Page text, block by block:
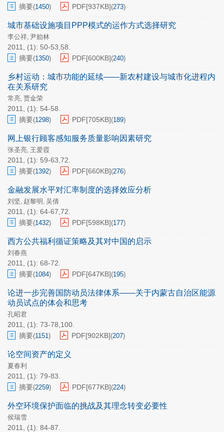
摘要(1450) PDF[937KB](273)
城市基础设施项目PPP模式的运作方式选择研究
李公祥, 尹贻林
2011, (1): 50-53,58.
摘要(1350) PDF[600KB](240)
乡村运动：城市功能的延续——新农村建设与城市化进程内
在关系研究
常亮, 贾金荣
2011, (1): 54-58.
摘要(1298) PDF[705KB](189)
网上银行顾客感知服务质量影响因素研究
张圣亮, 王爱霞
2011, (1): 59-63,72.
摘要(1392) PDF[660KB](276)
金融发展水平对汇率制度的选择效应分析
刘坚, 赵黎明 , 吴倩
2011, (1): 64-67,72.
摘要(1432) PDF[598KB](177)
西方公共福利循证策略及其对中国的启示
刘春燕
2011, (1): 68-72.
摘要(1084) PDF[647KB](195)
论进一步完善国防动员法律体系——关于内蒙古自治区能源
动员试点的体会和思考
孔昭君
2011, (1): 73-78,100.
摘要(1151) PDF[902KB](207)
论空间资产的定义
夏春利
2011, (1): 79-83.
摘要(2259) PDF[677KB](224)
外空环境保护面临的挑战及其理念转变必要性
侯瑞雪
2011, (1): 84-87.